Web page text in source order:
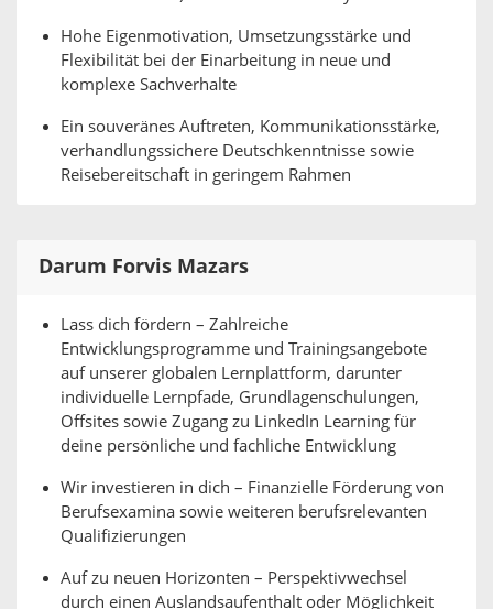
Hohe Eigenmotivation, Umsetzungsstärke und
Flexibilität bei der Einarbeitung in neue und
komplexe Sachverhalte
Ein souveränes Auftreten, Kommunikationsstärke,
verhandlungssichere Deutschkenntnisse sowie
Reisebereitschaft in geringem Rahmen
Darum Forvis Mazars
Lass dich fördern – Zahlreiche
Entwicklungsprogramme und Trainingsangebote
auf unserer globalen Lernplattform, darunter
individuelle Lernpfade, Grundlagenschulungen,
Offsites sowie Zugang zu LinkedIn Learning für
deine persönliche und fachliche Entwicklung
Wir investieren in dich – Finanzielle Förderung von
Berufsexamina sowie weiteren berufsrelevanten
Qualifizierungen
Auf zu neuen Horizonten – Perspektivwechsel
durch einen Auslandsaufenthalt oder Möglichkeit